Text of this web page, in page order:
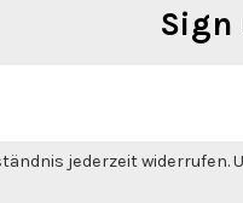
Sign
jederzeit